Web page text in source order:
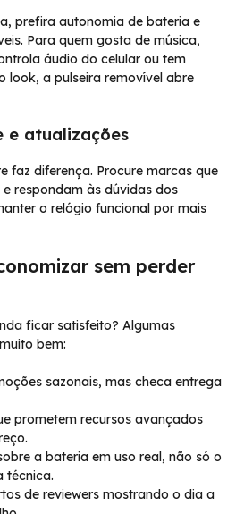
prefira autonomia de bateria e
Para quem gosta de música,
áudio do celular ou tem
look, a pulseira removível abre
e atualizações
faz diferença. Procure marcas que
respondam às dúvidas dos
o relógio funcional por mais
sem perder
ficar satisfeito? Algumas
bem:
sazonais, mas checa entrega
prometem recursos avançados
a bateria em uso real, não só o
técnica.
de reviewers mostrando o dia a